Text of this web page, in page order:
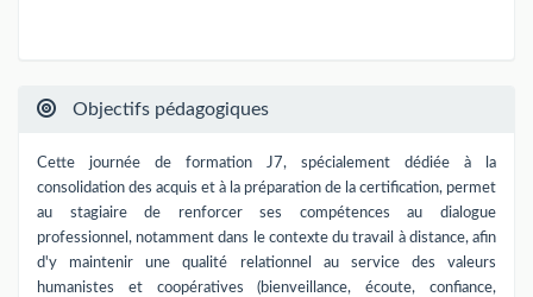
Objectifs pédagogiques
Cette journée de formation J7, spécialement dédiée à la
consolidation des acquis et à la préparation de la certification, permet
au stagiaire de renforcer ses compétences au dialogue
professionnel, notamment dans le contexte du travail à distance, afin
d'y maintenir une qualité relationnel au service des valeurs
humanistes et coopératives (bienveillance, écoute, confiance,